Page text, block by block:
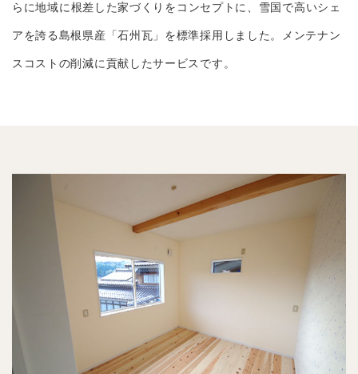
らに地域に根差した家づくりをコンセプトに、雪国で高いシェ
アを誇る島根県産「石州瓦」を標準採用しました。メンテナン
スコストの削減に貢献したサービスです。